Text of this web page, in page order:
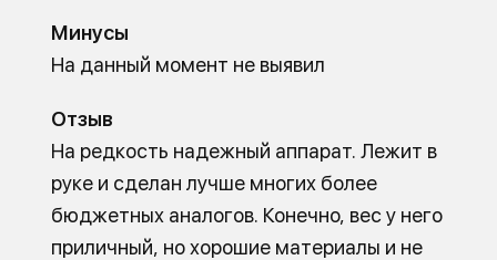
Минусы
На данный момент не выявил
Отзыв
На редкость надежный аппарат. Лежит в
руке и сделан лучше многих более
бюджетных аналогов. Конечно, вес у него
приличный, но хорошие материалы и не